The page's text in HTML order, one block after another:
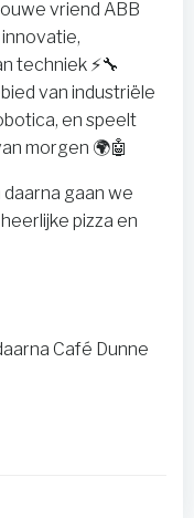
vriend ABB
techniek ⚡🔧
van industriële
en speelt
morgen 🌍🤖
daarna gaan we
pizza en
Café Dunne